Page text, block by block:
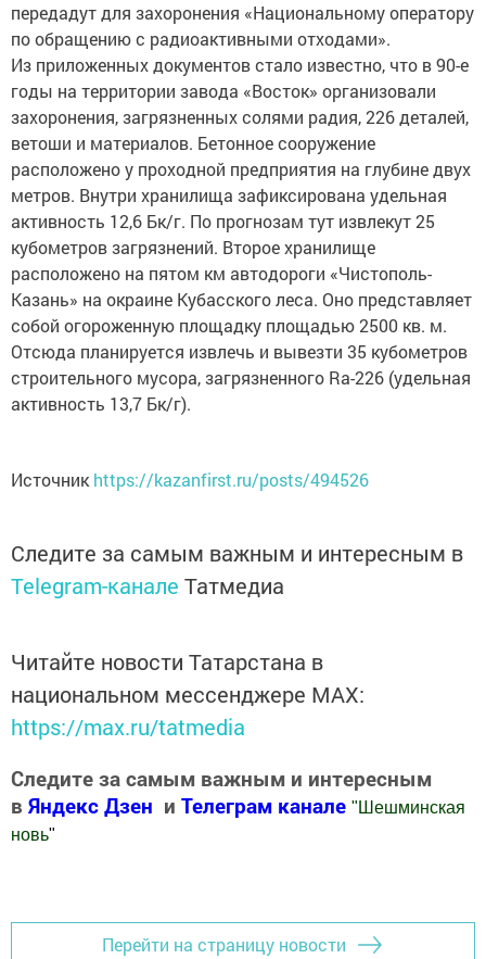
передадут для захоронения «Национальному оператору
по обращению с радиоактивными отходами».
Из приложенных документов стало известно, что в 90-е
годы на территории завода «Восток» организовали
захоронения, загрязненных солями радия, 226 деталей,
ветоши и материалов. Бетонное сооружение
расположено у проходной предприятия на глубине двух
метров. Внутри хранилища зафиксирована удельная
активность 12,6 Бк/г. По прогнозам тут извлекут 25
кубометров загрязнений. Второе хранилище
расположено на пятом км автодороги «Чистополь-
Казань» на окраине Кубасского леса. Оно представляет
собой огороженную площадку площадью 2500 кв. м.
Отсюда планируется извлечь и вывезти 35 кубометров
строительного мусора, загрязненного Ra-226 (удельная
активность 13,7 Бк/г).
Источник https://kazanfirst.ru/posts/494526
Следите за самым важным и интересным в
Telegram-канале Татмедиа
Читайте новости Татарстана в
национальном мессенджере MАХ:
https://max.ru/tatmedia
Следите за самым важным и интересным
в Яндекс Дзен и Телеграм канале " Шешминская
новь"
Перейти на страницу новости